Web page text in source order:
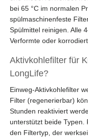
bei 65 °C im normalen
spülmaschinenfeste
Spülmittel reinigen. Alle
Verformte oder
Aktivkohlefilter für
LongLife?
Einweg-Aktivkohlefilter
Filter (regenerierbar)
Stunden reaktiviert
unterstützt beide Typen.
den Filtertyp, der